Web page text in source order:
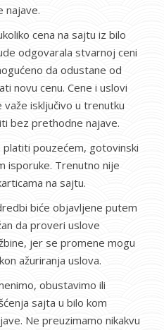
najave.
cena na sajtu iz bilo
odgovarala stvarnoj ceni
da odustane od
novu cenu. Cene i uslovi
važe isključivo u trenutku
bez prethodne najave.
platiti pouzećem, gotovinski
isporuke. Trenutno nije
na sajtu.
biće objavljene putem
da proveri uslove
jer se promene mogu
ažuriranja uslova.
obustavimo ili
sajta u bilo kom
Ne preuzimamo nikakvu